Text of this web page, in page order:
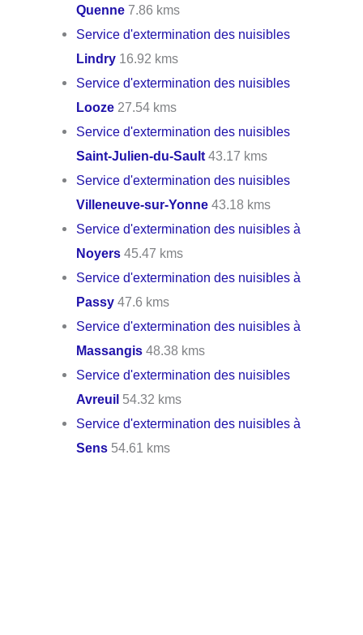
Quenne 7.86 kms
Service d'extermination des nuisibles
Lindry 16.92 kms
Service d'extermination des nuisibles
Looze 27.54 kms
Service d'extermination des nuisibles
Saint-Julien-du-Sault 43.17 kms
Service d'extermination des nuisibles
Villeneuve-sur-Yonne 43.18 kms
Service d'extermination des nuisibles à
Noyers 45.47 kms
Service d'extermination des nuisibles à
Passy 47.6 kms
Service d'extermination des nuisibles à
Massangis 48.38 kms
Service d'extermination des nuisibles
Avreuil 54.32 kms
Service d'extermination des nuisibles à
Sens 54.61 kms